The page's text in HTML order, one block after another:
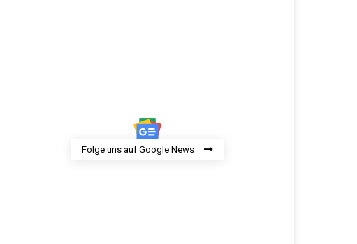
Folge uns auf Google News